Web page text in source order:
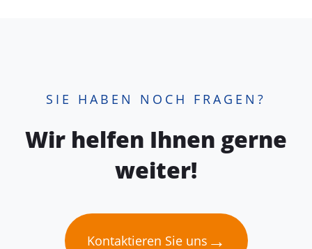
SIE HABEN NOCH FRAGEN?
Wir helfen Ihnen gerne
weiter!
Kontaktieren Sie uns →